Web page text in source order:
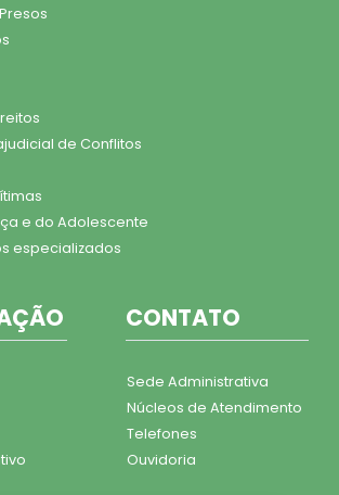
de Conflitos
e do Adolescente
especializados
CONTATO
Sede Administrativa
Núcleos de Atendimento
Telefones
Ouvidoria